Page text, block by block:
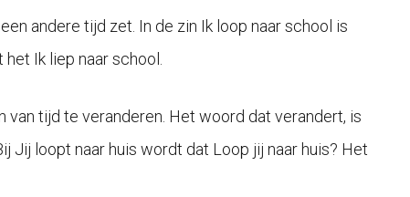
andere tijd zet. In de zin Ik loop naar school is
Ik liep naar school.
van tijd te veranderen. Het woord dat verandert, is
Jij loopt naar huis wordt dat Loop jij naar huis? Het